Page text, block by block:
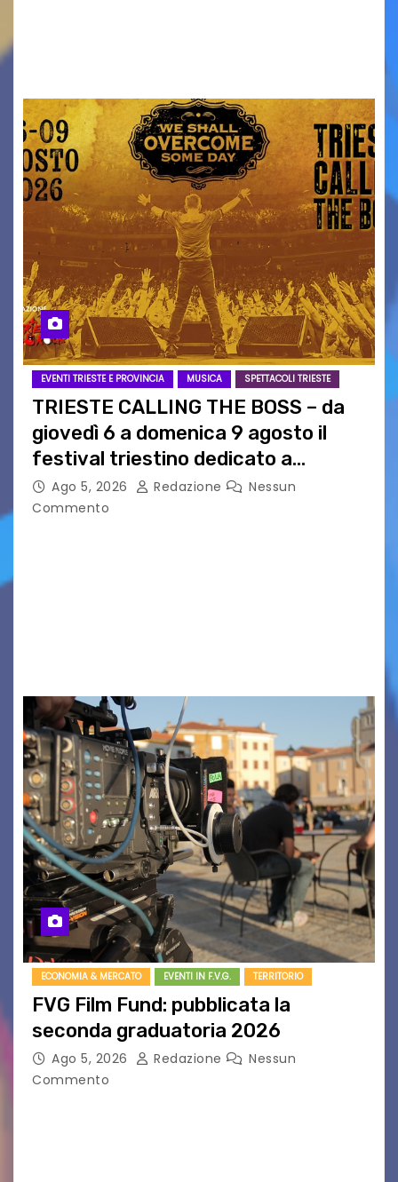
EVENTI TRIESTE E PROVINCIA MUSICA SPETTACOLI TRIESTE
TRIESTE CALLING THE BOSS – da
giovedì 6 a domenica 9 agosto il
festival triestino dedicato a
Springsteen
Ago 5, 2026 Redazione
Nessun
Commento
ECONOMIA & MERCATO EVENTI IN F.V.G. TERRITORIO
FVG Film Fund: pubblicata la
seconda graduatoria 2026
Ago 5, 2026 Redazione
Nessun
Commento